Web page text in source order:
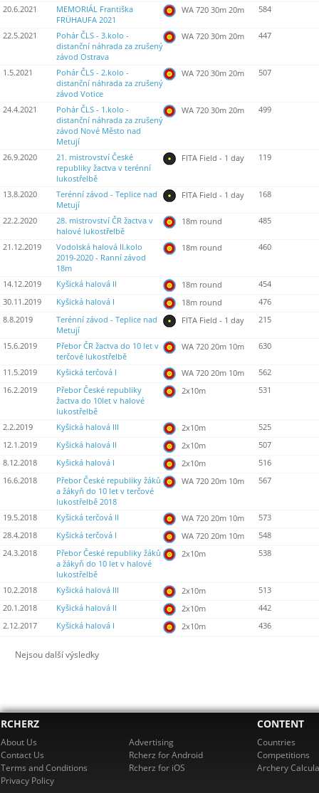
20.6.2021
MEMORIÁL Františka
FRÜHAUFA 2021
WA 720 30m 20m 584
22.5.2021
Pohár ČLS - 3.kolo -
distanční náhrada za zrušený
závod Ostrava
WA 720 30m 20m 447
1.5.2021
Pohár ČLS - 2.kolo -
distanční náhrada za zrušený
závod Votice
WA 720 30m 20m 507
24.4.2021
Pohár ČLS - 1.kolo -
distanční náhrada za zrušený
závod Nové Město nad
Metují
WA 720 30m 20m 499
26.9.2020
21. mistrovství České
republiky žactva v terénní
lukostřelbě
FITA Field - 1 day 119
13.8.2020
Terénní závod - Teplice nad
Metují
FITA Field - 1 day 168
22.2.2020
28. mistrovství ČR žactva v
halové lukostřelbě
18m round 485
21.12.2019
Vodolská halová II.kolo
2019-2020 - Ranní závod
18m
18m round 460
14.12.2019 Kyšická halová II 18m round
454
30.11.2019
Kyšická halová I 18m round
476
8.8.2019
Terénní závod - Teplice nad
Metují
FITA Field - 1 day 215
15.6.2019
Přebor ČR žactva do 10 let v
terčové lukostřelbě
WA 720 20m 10m 630
11.5.2019 Kyšická terčová I WA 720 20m 10m
562
16.2.2019
Přebor České republiky
žactva do 10let v halové
lukostřelbě
2x10m 531
2.2.2019 Kyšická halová III 2x10m
525
12.1.2019
Kyšická halová II 2x10m
507
8.12.2018
Kyšická halová I 2x10m
516
16.6.2018
Přebor České republiky žáků
a žákyň do 10 let v terčové
lukostřelbě 2018
WA 720 20m 10m 567
19.5.2018 Kyšická terčová II WA 720 20m 10m
573
28.4.2018
Kyšická terčová I WA 720 20m 10m
548
24.3.2018
Přebor České republiky žáků
a žákyň do 10 let v halové
lukostřelbě
2x10m 538
10.2.2018 Kyšická halová III 2x10m
513
20.1.2018
Kyšická halová II 2x10m
442
2.12.2017
Kyšická halová I 2x10m 436
Nejsou další výsledky
RCHERZ
About Us
Contact Us
Terms and Conditions
Privacy Policy
Advertising
Rcherz for Android
Rcherz for iOS
CONTENT
Countries
Competitions
Archery